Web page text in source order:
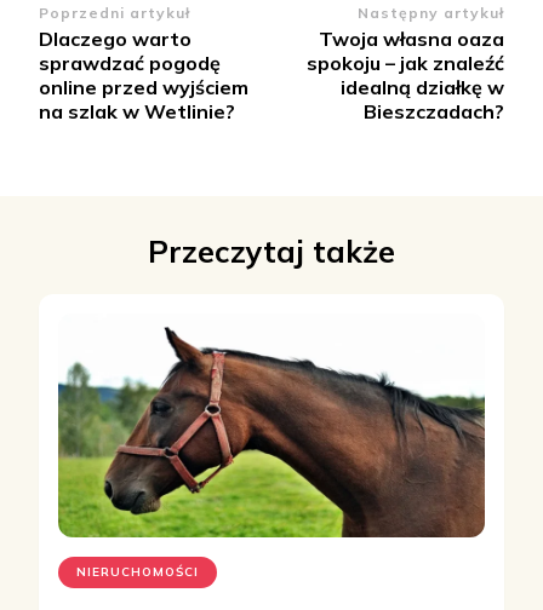
Zobacz
wpisy
Poprzedni artykuł
Dlaczego warto
sprawdzać pogodę
online przed wyjściem
na szlak w Wetlinie?
Następny artykuł
Twoja własna oaza
spokoju – jak znaleźć
idealną działkę w
Bieszczadach?
Przeczytaj także
NIERUCHOMOŚCI